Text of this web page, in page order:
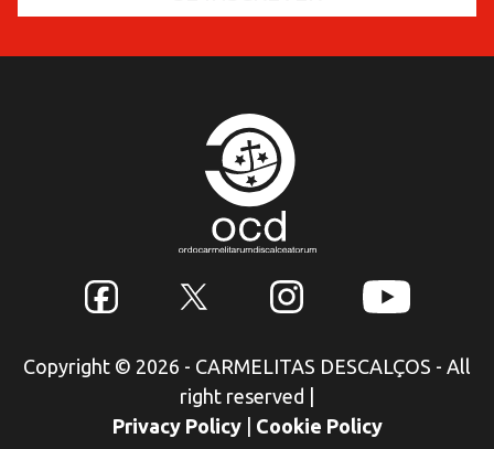
Copyright © 2026 - CARMELITAS DESCALÇOS - All
right reserved
Privacy Policy
Cookie Policy